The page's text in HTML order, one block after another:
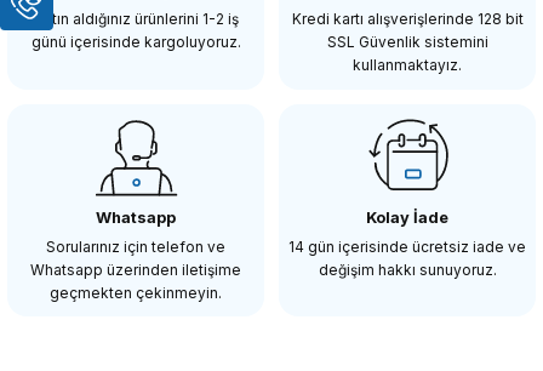
623,94 TL
SmallRig 2156 Fuji X-H1 ve Fuji X-T2 Kafes için HDMI Kablo Kelepçesi
636,90 TL
Satın aldığınız ürünlerini 1-2 iş
günü içerisinde kargoluyoruz.
Kredi kartı alışverişlerinde 128 bit
SSL Güvenlik sistemini
kullanmaktayız.
Whatsapp
Sorularınız için telefon ve
Whatsapp üzerinden iletişime
geçmekten çekinmeyin.
Kolay İade
14 gün içerisinde ücretsiz iade ve
değişim hakkı sunuyoruz.